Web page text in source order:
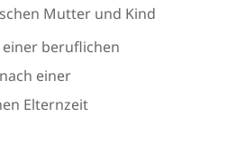
Mutter und Kind
beruflichen
einer
Elternzeit